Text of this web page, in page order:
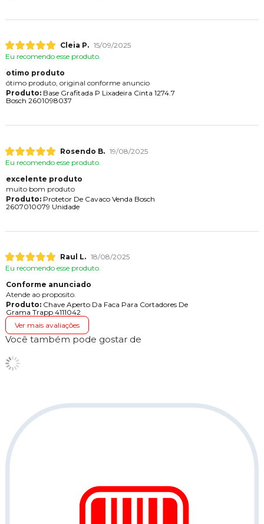
Cleia P. 15/09/2025
Eu recomendo esse produto.
otimo produto
ótimo produto, original conforme anuncio
Produto:Base Grafitada P Lixadeira Cinta 1274.7
Bosch 2601098037
Rosendo B. 19/08/2025
Eu recomendo esse produto.
excelente produto
muito bom produto
Produto:Protetor De Cavaco Venda Bosch
2607010079 Unidade
Raul L. 18/08/2025
Eu recomendo esse produto.
Conforme anunciado
Atende ao proposito.
Produto:Chave Aperto Da Faca Para Cortadores De
Grama Trapp 4111042
Ver mais avaliações
Você também pode gostar de